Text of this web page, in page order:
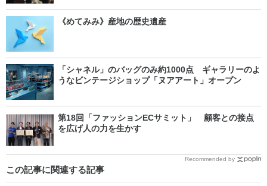
《めてみみ》産地の歴史遺産
「シャネル」のバッグのみ約1000点 ギャラリーのよ
うなビンテージショップ「ヌアアート」オープン
第18回「ファッションECサミット」 顧客との接点
を広げ人の力を生かす
Recommended by
この記事に関連する記事